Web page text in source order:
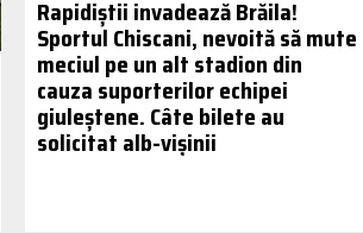
Rapidiștii invadează Brăila!
Sportul Chiscani, nevoită să mute
meciul pe un alt stadion din
cauza suporterilor echipei
giuleștene. Câte bilete au
solicitat alb-vișinii